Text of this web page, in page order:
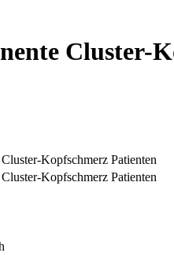
Cluster-
Kopfschmerz Patienten
Kopfschmerz Patienten